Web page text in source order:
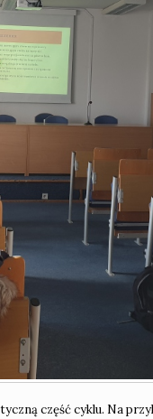
część cyklu. Na